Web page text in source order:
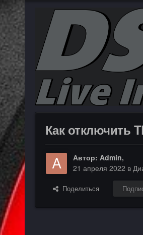
Как отключить
Автор: Admin,
21 апреля 2022 в
Поделиться